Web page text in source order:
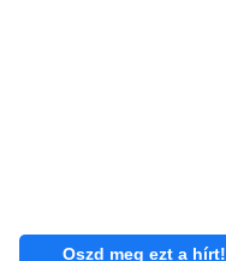
Oszd meg ezt a hírt!